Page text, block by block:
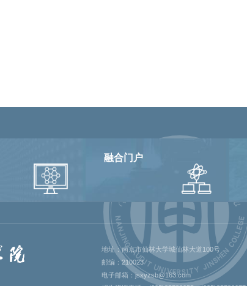
融合门户
地址：南京市仙林大学城仙林大道100号
邮编：210023
电子邮箱：jsxyzsb@163.com